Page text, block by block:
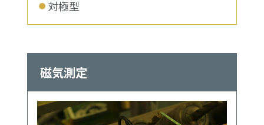
対極型
磁気測定